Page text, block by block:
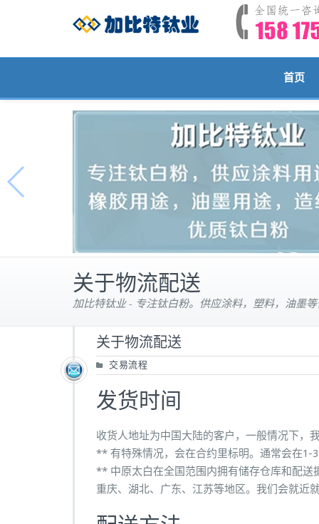
首页
关于物流配送
加比特钛业 - 专注钛白粉。供应涂料，塑料，油墨
关于物流配送
交易流程
发货时间
收货人地址为中国大陆的客户，一般情况下，
** 有特殊情况，会在合约里标明。通常会在1-
** 中原太白在全国范围内拥有储存仓库和配送
重庆、湖北、广东、江苏等地区。我们会就近